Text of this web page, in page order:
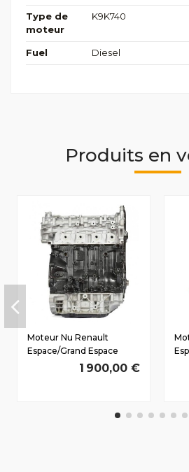
Type de
moteur
K9K740
Fuel Diesel
Produits en
Moteur Nu Renault
Espace/Grand Espace
(JKO) Dès 2002 2.0 D dCi
1 900,00 €